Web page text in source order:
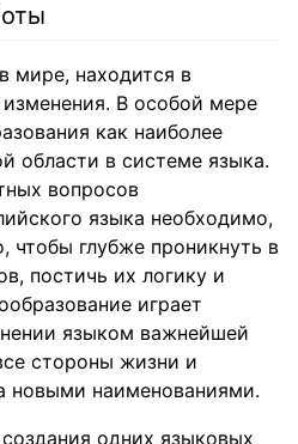
мире, находится в
В особой мере
как наиболее
области в системе языка.
вопросов
языка необходимо,
чтобы глубже проникнуть в
постичь их логику и
играет
языком важнейшей
стороны жизни и
новыми наименованиями.
одних языковых